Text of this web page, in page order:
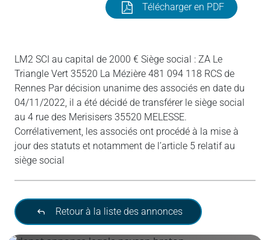
Télécharger en PDF
LM2 SCI au capital de 2000 € Siège social : ZA Le
Triangle Vert 35520 La Mézière 481 094 118 RCS de
Rennes Par décision unanime des associés en date du
04/11/2022, il a été décidé de transférer le siège social
au 4 rue des Merisisers 35520 MELESSE.
Corrélativement, les associés ont procédé à la mise à
jour des statuts et notamment de l’article 5 relatif au
siège social
Retour à la liste des annonces